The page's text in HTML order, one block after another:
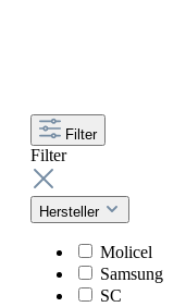
Filter
Filter
Hersteller
Molicel
Samsung
SC